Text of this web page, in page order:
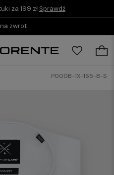
za 199 zł Sprawdź
do 30 dni z PayPo
P000B-1X-165-B-S